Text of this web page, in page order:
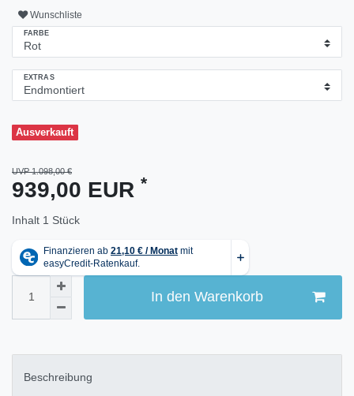
Wunschliste
FARBE
EXTRAS
Ausverkauft
UVP 1.098,00 €
939,00 EUR *
Inhalt 1 Stück
In den Warenkorb
Beschreibung